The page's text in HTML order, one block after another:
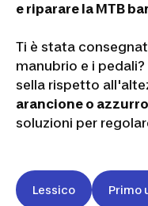
e riparare la MTB
Ti è stata
manubrio e i
sella rispetto
arancione o
soluzioni per
Lessico Primo